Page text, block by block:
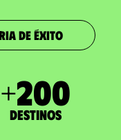
DE ÉXITO
+200
Destinos